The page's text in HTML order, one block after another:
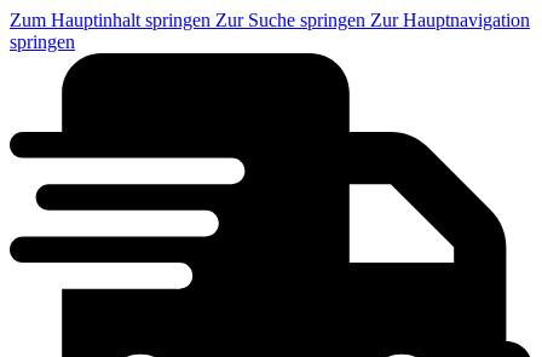
Zum Hauptinhalt springen Zur Suche springen Zur Hauptnavigation
springen